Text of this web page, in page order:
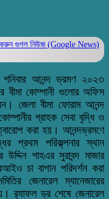
করুন গুগল নিউজ (Google News)
শনিবার আনন্দ ভ্রমণ ২০২৩
বীমা কোম্পানী গুলোর অফিস
জেলা বীমা ফোরাম আনন্দ
গ্রাহক সেবা বৃদ্ধি ও
করা হয়। আনন্দভ্রমণে
প্রথম পরিক্‌ল্পনার স্থান
শাহএর সুরাবন্দ মাজার
চা বাগান পরিদর্শন করা
জেনারেল ম্যানেজারের
র‌্যাফল ড্র শেষে জেনারেল